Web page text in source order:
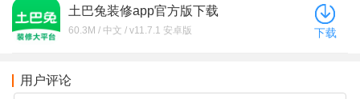
土巴兔装修app官方版下载
60.3M / 中文 / v11.7.1 安卓版 下载
用户评论